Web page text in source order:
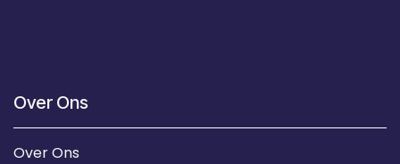
Over Ons
Over Ons